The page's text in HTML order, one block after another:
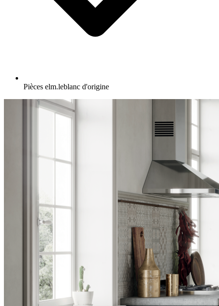
Pièces elm.leblanc d'origine